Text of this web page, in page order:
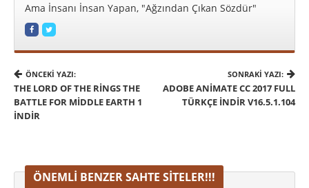
Ama İnsanı İnsan Yapan, "Ağzından Çıkan Sözdür"
ÖNCEKI YAZI:
THE LORD OF THE RINGS THE
BATTLE FOR MIDDLE EARTH 1
İNDIR
SONRAKI YAZI:
ADOBE ANIMATE CC 2017 FULL
TÜRKÇE İNDIR V16.5.1.104
ÖNEMLI BENZER SAHTE SITELER!!!